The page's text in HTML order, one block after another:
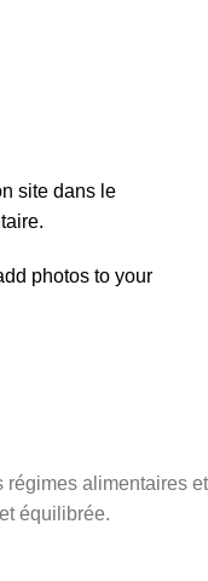
site dans le
photos to your
régimes alimentaires et
équilibrée.